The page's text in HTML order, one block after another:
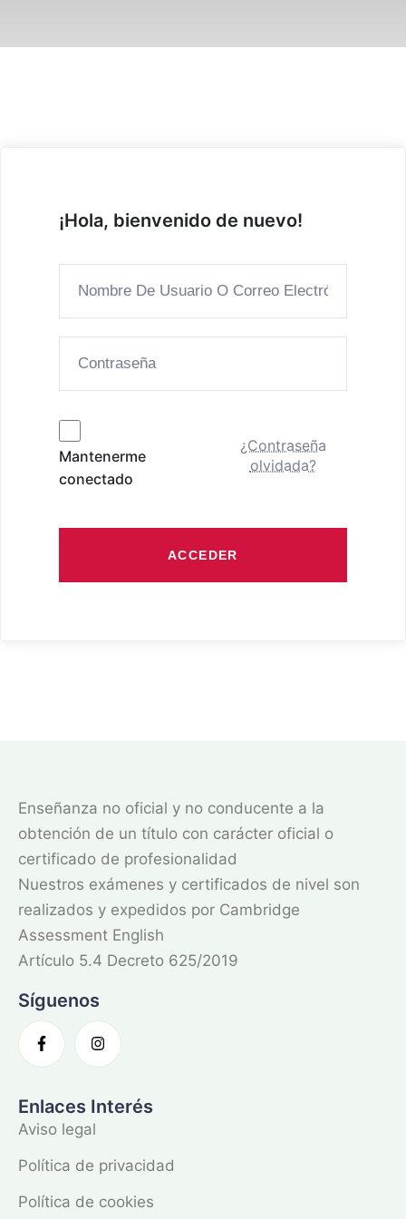
¡Hola, bienvenido de nuevo!
Mantenerme
conectado
¿Contraseña
olvidada?
ACCEDER
Enseñanza no oficial y no conducente a la
obtención de un título con carácter oficial o
certificado de profesionalidad
Nuestros exámenes y certificados de nivel son
realizados y expedidos por Cambridge
Assessment English
Artículo 5.4 Decreto 625/2019
Síguenos
Enlaces Interés
Aviso legal
Política de privacidad
Política de cookies